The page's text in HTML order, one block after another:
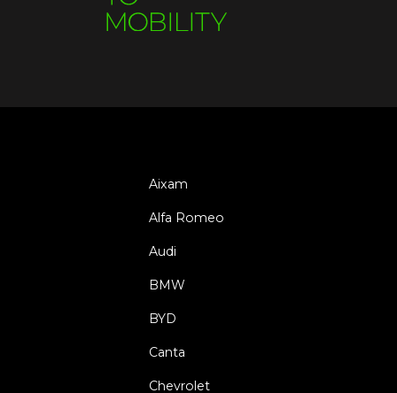
Aixam
Alfa Romeo
Audi
BMW
BYD
Canta
Chevrolet